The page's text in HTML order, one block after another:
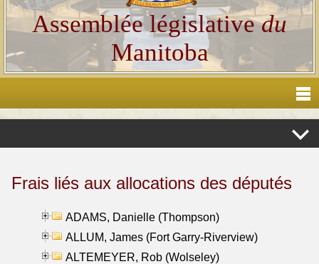
Assemblée législativedu
Manitoba
Frais liés aux allocations des députés
ADAMS, Danielle (Thompson)
ALLUM, James (Fort Garry-Riverview)
ALTEMEYER, Rob (Wolseley)